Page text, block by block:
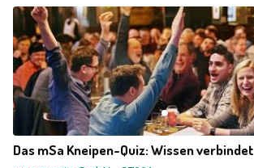
Das mSa Kneipen-Quiz: Wissen verbindet